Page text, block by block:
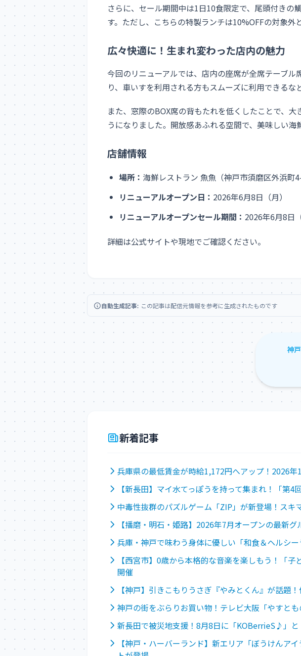
さらに、セール期間中は1日10食限定で、尾頭付きの
す。ただし、こちらの特製ランチは10%OFFの対象外
広々快適に！生まれ変わった店内の魅力
今回のリニューアルでは、店内の座席が全席テーブ
り、車いすを利用される方もスムーズに利用できるな
また、窓際のBOX席の背もたれを低くしたことで、
うになりました。開放感あふれる空間で、美味しい海
店舗情報
場所： 海鮮レストラン 魚魚（神戸市須磨区外浜町
リニューアルオープン日： 2026年6月8日（月）
リニューアルオープンセール期間： 2026年6月8日
詳細は公式サイトや現地でご確認ください。
自動生成記事: この記事は配信元情報を参考に生成されたものです
神
新着記事
兵庫県の最低賃金が時給1,172円へアップ！2026
【新長田】マイ水てっぽうを持って集まれ！「第
中毒性抜群のパズルゲーム「ZIP」が新登場！スキ
【播磨・明石・姫路】2026年7月オープンの最新
兵庫・神戸で味わう身体に優しい「和食＆ヘルシ
【西宮市】0歳から本格的な音楽を楽しもう！「
開催
【神戸】引きこもりうさぎ『やみとくん』が話題
神戸の街をぶらりお買い物！テレビ大阪「やすと
新長田で被災地支援！8月8日に「KOBerrieS♪」
【神戸・ハーバーランド】新エリア「ぼうけんア